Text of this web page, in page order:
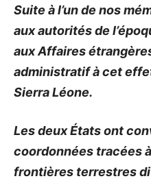
Suite à l’un de nos
aux autorités de
aux Affaires
administratif à cet
Sierra Léone.
Les deux États ont
coordonnées tracées
frontières terrestres